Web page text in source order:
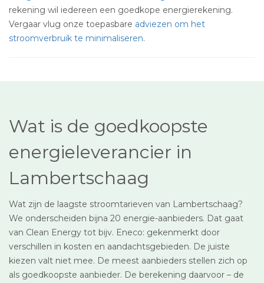
rekening wil iedereen een goedkope energierekening.
Vergaar vlug onze toepasbare adviezen om het
stroomverbruik te minimaliseren.
Wat is de goedkoopste
energieleverancier in
Lambertschaag
Wat zijn de laagste stroomtarieven van Lambertschaag?
We onderscheiden bijna 20 energie-aanbieders. Dat gaat
van Clean Energy tot bijv. Eneco: gekenmerkt door
verschillen in kosten en aandachtsgebieden. De juiste
kiezen valt niet mee. De meest aanbieders stellen zich op
als goedkoopste aanbieder. De berekening daarvoor – de